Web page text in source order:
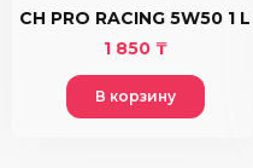
CH PRO RACING 5W50 1 L
1 850 ₸
В корзину